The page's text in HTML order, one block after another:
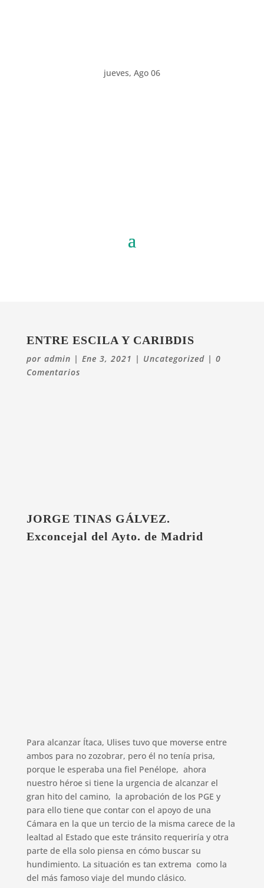
jueves, Ago 06
ENTRE ESCILA Y CARIBDIS
por admin | Ene 3, 2021 | Uncategorized| 0
Comentarios
JORGE TINAS GÁLVEZ.
Exconcejal del Ayto. de Madrid
Para alcanzar Ítaca, Ulises tuvo que moverse entre
ambos para no zozobrar, pero él no tenía prisa,
porque le esperaba una fiel Penélope, ahora
nuestro héroe si tiene la urgencia de alcanzar el
gran hito del camino, la aprobación de los PGE y
para ello tiene que contar con el apoyo de una
Cámara en la que un tercio de la misma carece de la
lealtad al Estado que este tránsito requeriría y otra
parte de ella solo piensa en cómo buscar su
hundimiento. La situación es tan extrema como la
del más famoso viaje del mundo clásico.